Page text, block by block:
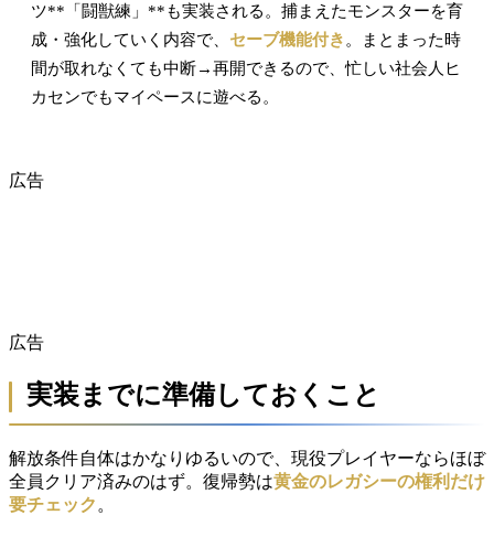
ツ**「闘獣練」**も実装される。捕まえたモンスターを育
成・強化していく内容で、 セーブ機能付き 。まとまった時
間が取れなくても中断→再開できるので、忙しい社会人ヒ
カセンでもマイペースに遊べる。
広告
広告
実装までに準備しておくこと
解放条件自体はかなりゆるいので、現役プレイヤーならほぼ
全員クリア済みのはず。復帰勢は黄金のレガシーの権利だけ
要チェック 。